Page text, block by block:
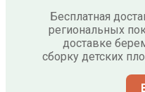
Бесплатная
региональных
доставке
сборку детских